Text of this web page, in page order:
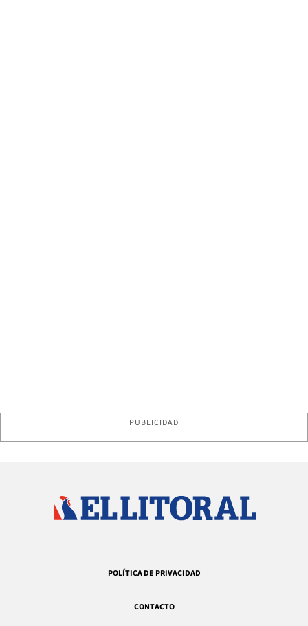
PUBLICIDAD
POLÍTICA DE PRIVACIDAD
CONTACTO